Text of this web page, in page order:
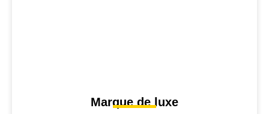
Marque de luxe